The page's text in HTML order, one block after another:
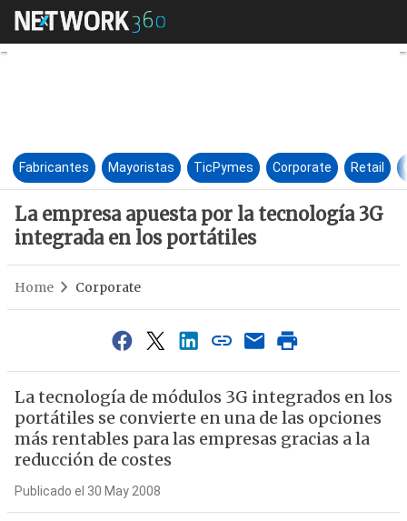
La empresa apuesta por la
Fabricantes Mayoristas TicPymes Corporate Retail
La empresa apuesta por la tecnología 3G
integrada en los portátiles
Home Corporate
La tecnología de módulos 3G integrados en los
portátiles se convierte en una de las opciones
más rentables para las empresas gracias a la
reducción de costes
Publicado el 30 May 2008